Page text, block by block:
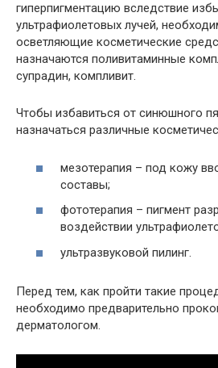
гиперпигментацию вследствие
ультрафиолетовых лучей,
осветляющие косметические
назначаются поливитаминные
супрадин, компливит.
Чтобы избавиться от синюшного
назначаться различные
мезотерапия – под кожу
составы;
фототерапия – пигмент
воздействии
ультразвуковой пилинг.
Перед тем, как пройти такие
необходимо предварительно
дерматологом.